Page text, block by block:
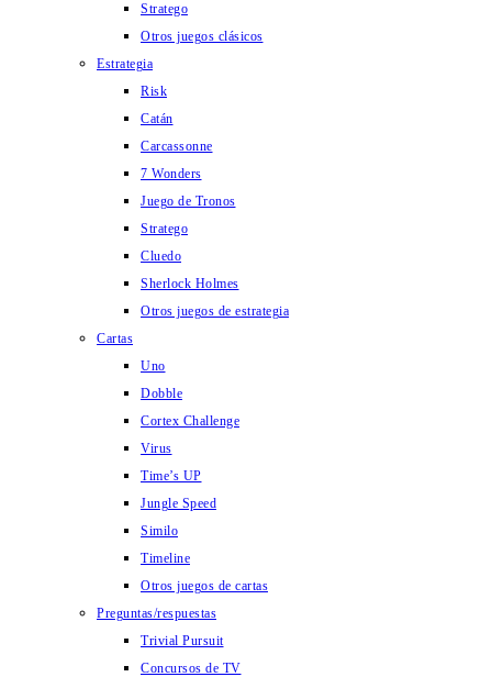
Stratego
Otros juegos clásicos
Estrategia
Risk
Catán
Carcassonne
7 Wonders
Juego de Tronos
Stratego
Cluedo
Sherlock Holmes
Otros juegos de estrategia
Cartas
Uno
Dobble
Cortex Challenge
Virus
Time’s UP
Jungle Speed
Similo
Timeline
Otros juegos de cartas
Preguntas/respuestas
Trivial Pursuit
Concursos de TV